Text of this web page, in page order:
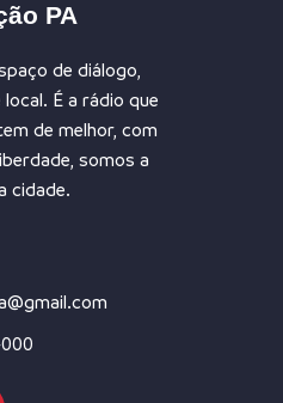
PA
de diálogo,
É a rádio que
de melhor, com
somos a
cidade.